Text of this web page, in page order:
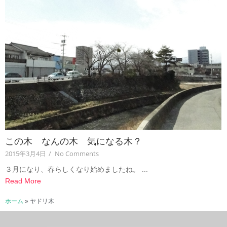
この木 なんの木 気になる木？
2015年3月4日 / No Comments
３月になり、春らしくなり始めましたね。 ...
Read More
ホーム » ヤドリ木